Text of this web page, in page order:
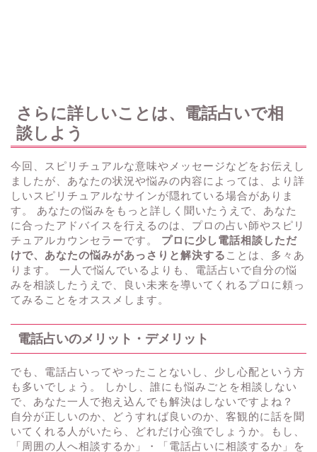
さらに詳しいことは、電話占いで相
談しよう
今回、スピリチュアルな意味やメッセージなどをお伝えし
ましたが、あなたの状況や悩みの内容によっては、より詳
しいスピリチュアルなサインが隠れている場合がありま
す。 あなたの悩みをもっと詳しく聞いたうえで、あなた
に合ったアドバイスを行えるのは、プロの占い師やスピリ
チュアルカウンセラーです。 プロに少し電話相談しただ
けで、あなたの悩みがあっさりと解決する ことは、多々あ
ります。 一人で悩んでいるよりも、電話占いで自分の悩
みを相談したうえで、良い未来を導いてくれるプロに頼っ
てみることをオススメします。
電話占いのメリット・デメリット
でも、電話占いってやったことないし、少し心配という方
も多いでしょう。 しかし、誰にも悩みごとを相談しない
で、あなた一人で抱え込んでも解決はしないですよね？
自分が正しいのか、どうすれば良いのか、客観的に話を聞
いてくれる人がいたら、どれだけ心強でしょうか。もし、
「周囲の人へ相談するか」・「電話占いに相談するか」を